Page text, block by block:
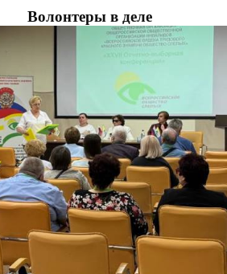
Волонтеры в деле